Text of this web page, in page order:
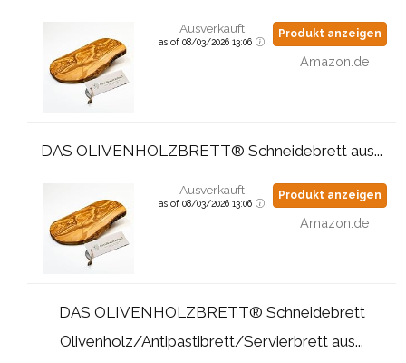
Ausverkauft
as of 08/03/2026 13:06
Produkt anzeigen
Amazon.de
DAS OLIVENHOLZBRETT® Schneidebrett aus...
Ausverkauft
as of 08/03/2026 13:06
Produkt anzeigen
Amazon.de
DAS OLIVENHOLZBRETT® Schneidebrett
Olivenholz/Antipastibrett/Servierbrett aus...